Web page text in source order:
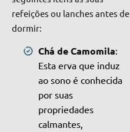
refeições ou lanches antes de
dormir:
Chá de Camomila:
Esta erva que induz
ao sono é conhecida
por suas
propriedades
calmantes,